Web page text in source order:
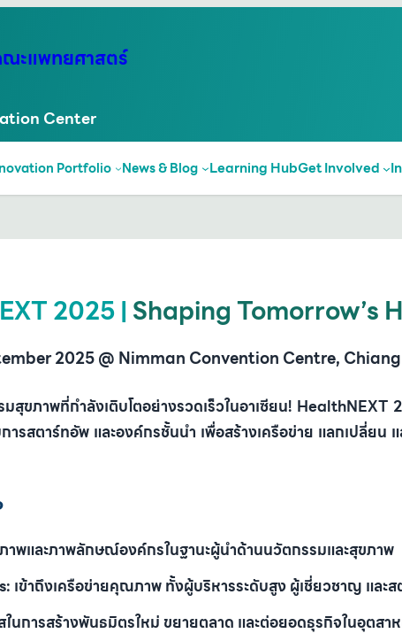
ะแพทยศาสตร์
Center
Portfolio News & Blog Learning HubGet Involved
2025 | Shaping Tomorrow’s
2025 @ Nimman Convention Centre,
ขภาพที่กำลังเติบโตอย่างรวดเร็วในอาเซียน! HealthNEXT
รสตาร์ทอัพ และองค์กรชั้นนำ เพื่อสร้างเครือข่าย แลกเปลี่ยน
าพและภาพลักษณ์องค์กรในฐานะผู้นำด้านนวัตกรรมและสุขภาพ
เข้าถึงเครือข่ายคุณภาพ ทั้งผู้บริหารระดับสูง ผู้เชี่ยวชาญ และ
ในการสร้างพันธมิตรใหม่ ขยายตลาด และต่อยอดธุรกิจในอุตส